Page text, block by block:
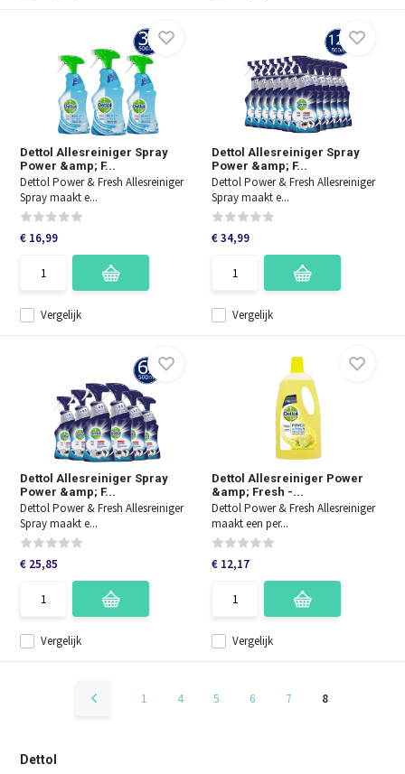
Dettol Allesreiniger Spray
Power &amp; F...
Dettol Power & Fresh Allesreiniger
Spray maakt e...
Vergelijk
€ 16,99
Dettol Allesreiniger Spray
Power &amp; F...
Dettol Power & Fresh Allesreiniger
Spray maakt e...
Vergelijk
€ 34,99
Dettol Allesreiniger Spray
Power &amp; F...
Dettol Power & Fresh Allesreiniger
Spray maakt e...
Vergelijk
€ 25,85
Dettol Allesreiniger Power
&amp; Fresh -...
Dettol Power & Fresh Allesreiniger
maakt een per...
Vergelijk
€ 12,17
1 4 5 6 7 8
Dettol